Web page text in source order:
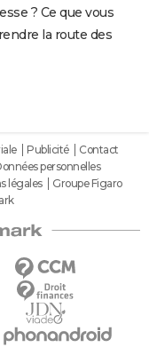
? Ce que vous
la route des
Publicité
Contact
personnelles
légales
Groupe Figaro